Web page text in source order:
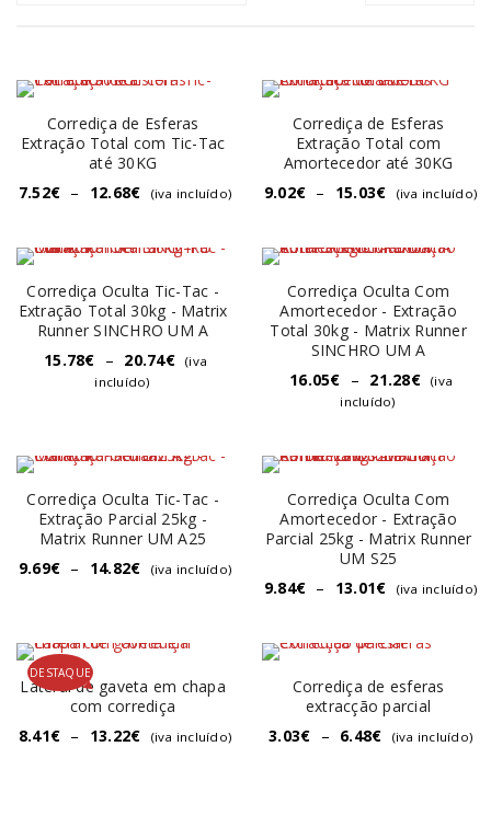
Corrediça de Esferas
Extração Total com Tic-Tac
até 30KG
7.52€ – 12.68€ (iva incluído)
Corrediça de Esferas
Extração Total com
Amortecedor até 30KG
9.02€ – 15.03€ (iva incluído)
Corrediça Oculta Tic-Tac -
Extração Total 30kg - Matrix
Runner SINCHRO UM A
15.78€ – 20.74€
(iva
incluído)
Corrediça Oculta Com
Amortecedor - Extração
Total 30kg - Matrix Runner
SINCHRO UM A
16.05€ – 21.28€
(iva
incluído)
Corrediça Oculta Tic-Tac -
Extração Parcial 25kg -
Matrix Runner UM A25
9.69€ – 14.82€ (iva incluído)
Corrediça Oculta Com
Amortecedor - Extração
Parcial 25kg - Matrix Runner
UM S25
9.84€ – 13.01€ (iva incluído)
DESTAQUE
Lateral de gaveta em chapa
com corrediça
8.41€ – 13.22€ (iva incluído)
Corrediça de esferas
extracção parcial
3.03€ – 6.48€ (iva incluído)